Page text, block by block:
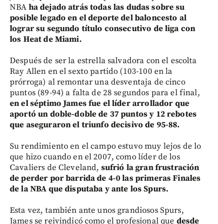
NBA ha dejado atrás todas las dudas sobre su
posible legado en el deporte del baloncesto al
lograr su segundo título consecutivo de liga con
los Heat de Miami.
Después de ser la estrella salvadora con el escolta
Ray Allen en el sexto partido (103-100 en la
prórroga) al remontar una desventaja de cinco
puntos (89-94) a falta de 28 segundos para el final,
en el séptimo James fue el líder arrollador que
aportó un doble-doble de 37 puntos y 12 rebotes
que aseguraron el triunfo decisivo de 95-88.
Su rendimiento en el campo estuvo muy lejos de lo
que hizo cuando en el 2007, como líder de los
Cavaliers de Cleveland, sufrió la gran frustración
de perder por barrida de 4-0 las primeras Finales
de la NBA que disputaba y ante los Spurs.
Esta vez, también ante unos grandiosos Spurs,
James se reivindicó como el profesional que desde